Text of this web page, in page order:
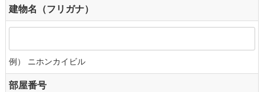
建物名（フリガナ）
例） ニホンカイビル
部屋番号